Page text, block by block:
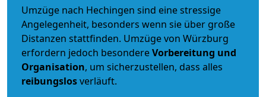
Umzüge nach Hechingen sind eine stressige
Angelegenheit, besonders wenn sie über große
Distanzen stattfinden. Umzüge von Würzburg
erfordern jedoch besondereVorbereitung und
Organisation, um sicherzustellen, dass alles
reibungslosverläuft.